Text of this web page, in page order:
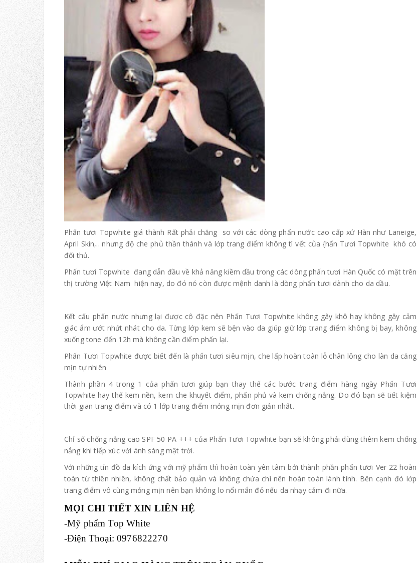
Phấn tươi Topwhite giá thành Rất phải chăng so với các dòng phấn nước cao cấp xứ Hàn như Laneige,
April Skin,.. nhưng độ che phủ thần thánh và lớp trang điểm không tì vết của {hấn Tươi Topwhite khó có
đối thủ.
Phấn tươi Topwhite đang dẫn đầu về khả năng kiềm dầu trong các dòng phấn tươi Hàn Quốc có mặt trên
thị trường Việt Nam hiện nay, do đó nó còn được mệnh danh là dòng phấn tươi dành cho da dầu.
Kết cấu phấn nước nhưng lại được cô đặc nên Phấn Tươi Topwhite không gây khô hay không gây cảm
giác ẩm ướt nhứt nhát cho da. Từng lớp kem sẽ bện vào da giúp giữ lớp trang điểm không bị bay, không
xuống tone đến 12h mà không cần điểm phấn lại.
Phấn Tươi Topwhite được biết đến là phấn tươi siêu mịn, che lấp hoàn toàn lỗ chân lông cho làn da căng
mịn tự nhiên
Thành phần 4 trong 1 của phấn tươi giúp bạn thay thế các bước trang điểm hàng ngày Phấn Tươi
Topwhitehay thế kem nền, kem che khuyết điểm, phấn phủ và kem chống nắng. Do đó bạn sẽ tiết kiệm
thời gian trang điểm và có 1 lớp trang điểm mỏng mịn đơn giản nhất.
Chỉ số chống nắng cao SPF 50 PA +++ của Phấn Tươi Topwhite bạn sẽ không phải dùng thêm kem chống
nắng khi tiếp xúc với ánh sáng mặt trời.
Với những tín đồ da kích ứng với mỹ phẩm thì hoàn toàn yên tâm bởi thành phần phấn tươi Ver 22 hoàn
toàn từ thiên nhiên, không chất bảo quản và không chứa chì nên hoàn toàn lành tính. Bên cạnh đó lớp
trang điểm vô cùng mỏng mịn nên bạn không lo nổi mẩn đỏ nếu da nhạy cảm đi nữa.
MỌI CHI TIẾT XIN LIÊN HỆ
-Mỹ phẩm Top White
-Điện Thoại: 0976822270